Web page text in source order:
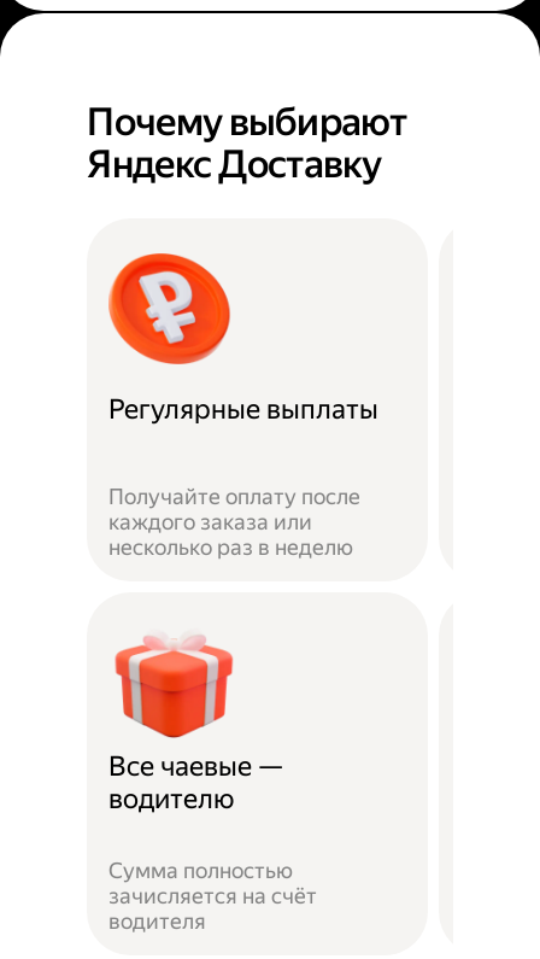
Почему выбирают
Яндекс Доставку
Регулярные выплаты
Получайте оплату после
каждого заказа или
несколько раз в неделю
Все чаевые —
водителю
Сумма полностью
зачисляется на счёт
водителя